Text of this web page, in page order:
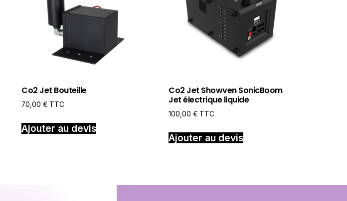
Co2 Jet Bouteille
70,00€ TTC
Ajouter au devis
Co2 Jet Showven SonicBoom
Jet électrique liquide
100,00€ TTC
Ajouter au devis